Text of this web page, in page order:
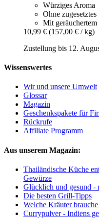
Würziges Aroma
Ohne zugesetztes
Mit geräuchertem
10,99 € (157,00 € / kg)
Zustellung bis 12.
Wissenswertes
Wir und unsere Umwelt
Glossar
Magazin
Geschenkspakete für
Rückrufe
Affiliate Programm
Aus unserem Magazin:
Thailändische Küche
Gewürze
Glücklich und gesund -
Die besten Grill-Tipps
Welche Kräuter
Currypulver - Indiens